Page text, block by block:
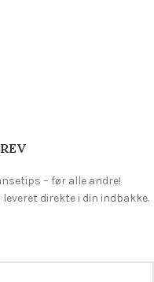
– før alle andre!
direkte i din indbakke.